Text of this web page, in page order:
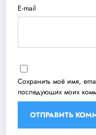
E-mail
Сохранить моё имя,
последующих моих